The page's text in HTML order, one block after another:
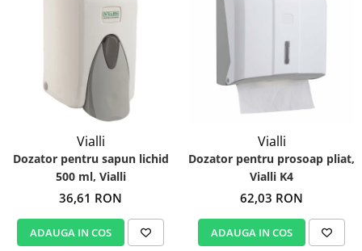
Vialli
Dozator pentru sapun lichid
500 ml, Vialli
36,61 RON
ADAUGA IN COS
Vialli
Dozator pentru prosoap pliat,
Vialli K4
62,03 RON
ADAUGA IN COS